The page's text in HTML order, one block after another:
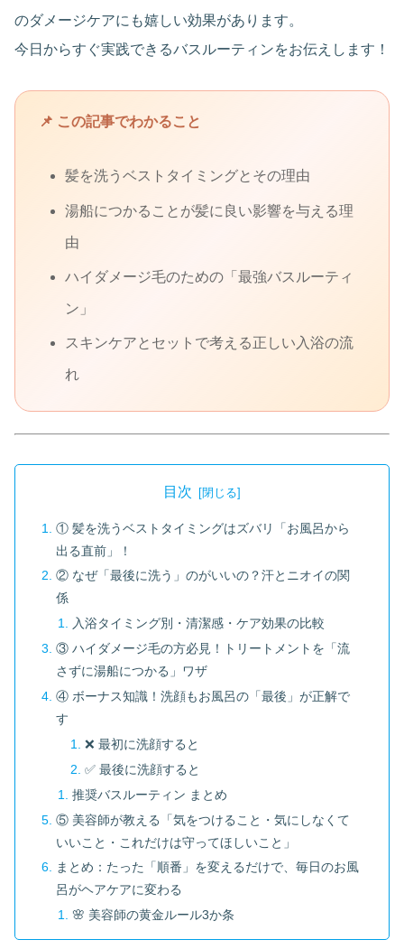
のダメージケアにも嬉しい効果があります。
今日からすぐ実践できるバスルーティンをお伝えします！
📌 この記事でわかること
髪を洗うベストタイミングとその理由
湯船につかることが髪に良い影響を与える理
由
ハイダメージ毛のための「最強バスルーティ
ン」
スキンケアとセットで考える正しい入浴の流
れ
目次
① 髪を洗うベストタイミングはズバリ「お風呂から
出る直前」！
② なぜ「最後に洗う」のがいいの？汗とニオイの関
係
入浴タイミング別・清潔感・ケア効果の比較
③ ハイダメージ毛の方必見！トリートメントを「流
さずに湯船につかる」ワザ
④ ボーナス知識！洗顔もお風呂の「最後」が正解で
す
❌ 最初に洗顔すると
✅ 最後に洗顔すると
推奨バスルーティン まとめ
⑤ 美容師が教える「気をつけること・気にしなくて
いいこと・これだけは守ってほしいこと」
まとめ：たった「順番」を変えるだけで、毎日のお風
呂がヘアケアに変わる
🌸 美容師の黄金ルール3か条